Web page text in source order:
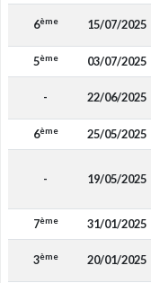
6ème 15/07/2025
5ème 03/07/2025
- 22/06/2025
6ème 25/05/2025
- 19/05/2025
7ème 31/01/2025
3ème 20/01/2025